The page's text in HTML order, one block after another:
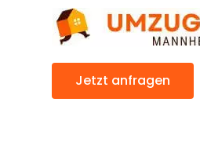
Jetzt anfragen